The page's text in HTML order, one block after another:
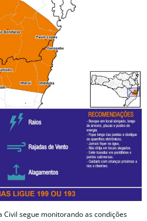
Civil segue monitorando as condições